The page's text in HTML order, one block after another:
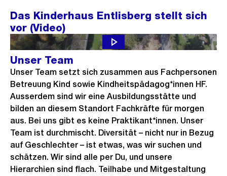
Das Kinderhaus Entlisberg stellt sich
vor (Video)
Unser Team
Unser Team setzt sich zusammen aus Fachpersonen
Betreuung Kind sowie Kindheitspädagog*innen HF.
Ausserdem sind wir eine Ausbildungsstätte und
bilden an diesem Standort Fachkräfte für morgen
aus. Bei uns gibt es keine Praktikant*innen. Unser
Team ist durchmischt. Diversität – nicht nur in Bezug
auf Geschlechter – ist etwas, was wir suchen und
schätzen. Wir sind alle per Du, und unsere
Hierarchien sind flach. Teilhabe und Mitgestaltung